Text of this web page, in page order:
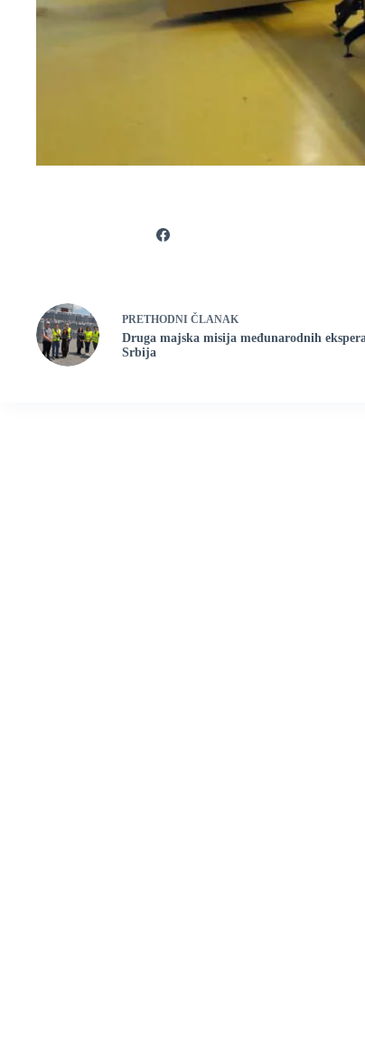
PRETHODNI ČLANAK
Druga majska misija međunarodnih
Srbija